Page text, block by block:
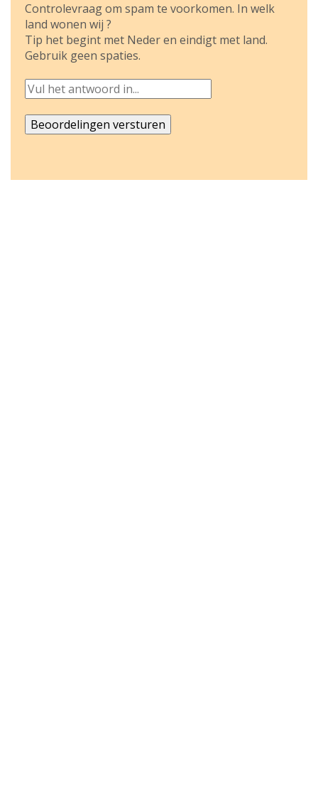
Controlevraag om spam te voorkomen. In welk
land wonen wij ?
Tip het begint met Neder en eindigt met land.
Gebruik geen spaties.